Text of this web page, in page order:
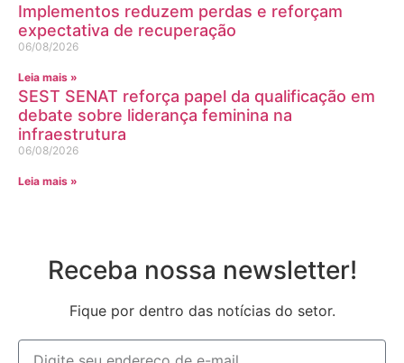
Implementos reduzem perdas e reforçam
expectativa de recuperação
06/08/2026
Leia mais »
SEST SENAT reforça papel da qualificação em
debate sobre liderança feminina na
infraestrutura
06/08/2026
Leia mais »
Receba nossa newsletter!
Fique por dentro das notícias do setor.